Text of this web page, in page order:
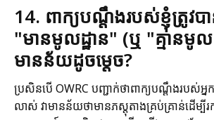
14. ពាក្យបណ្តឹងរបស់ខ្ញុំត្រូវប
"មានមូលដ្ឋាន" (ឬ "គ្មានមូលដ្
មានន័យដូចម្តេច?
ប្រសិនបើ OWRC បញ្ជាក់ថាពាក្យបណ្ដឹងរបស់អ្ន
លាស់ វាមានន័យថាមានភស្តុតាងគ្រប់គ្រាន់ដើម្បី